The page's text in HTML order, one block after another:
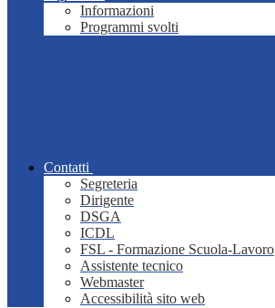
Informazioni
Programmi svolti
Contatti
Segreteria
Dirigente
DSGA
ICDL
FSL - Formazione Scuola-Lavoro
Assistente tecnico
Webmaster
Accessibilità sito web